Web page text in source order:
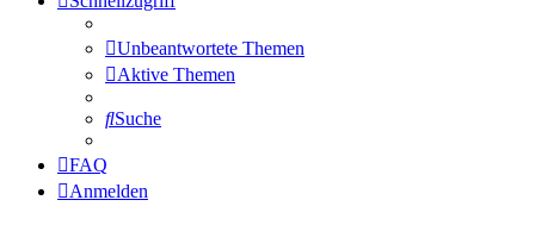
Unbeantwortete Themen
Aktive Themen
Suche
FAQ
Anmelden